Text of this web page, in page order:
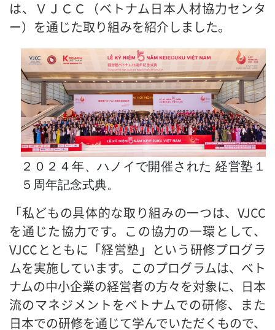
は、ＶＪＣＣ（ベトナム日本人材協力センタ
ー）を通じた取り組みを紹介しました。
２０２４年、ハノイで開催された 経営塾１
５周年記念式典。
「私どもの具体的な取り組みの一つは、VJCC
を通じた協力です。この協力の一環として、
VJCCとともに「経営塾」という研修プログラ
ムを実施しています。このプログラムは、ベト
ナムの中小企業の経営者の方々を対象に、日本
流のマネジメントをベトナムでの研修、また
日本での研修を通じて学んでいただくもので、